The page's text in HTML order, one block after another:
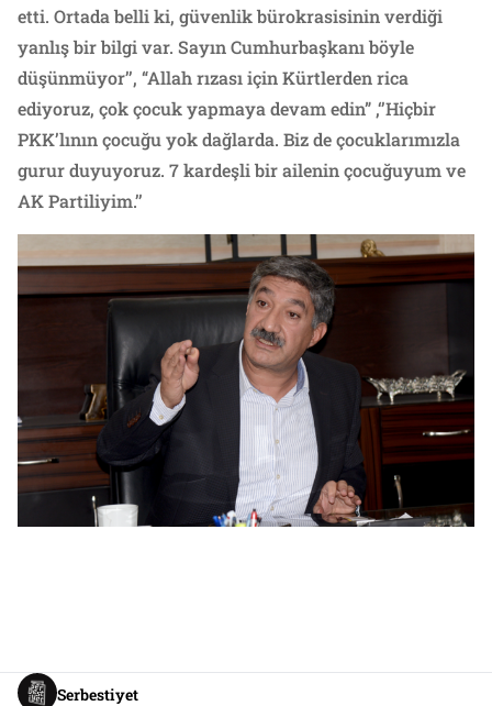
etti. Ortada belli ki, güvenlik bürokrasisinin verdiği
yanlış bir bilgi var. Sayın Cumhurbaşkanı böyle
düşünmüyor’’, “Allah rızası için Kürtlerden rica
ediyoruz, çok çocuk yapmaya devam edin” ,‘’Hiçbir
PKK’lının çocuğu yok dağlarda. Biz de çocuklarımızla
gurur duyuyoruz. 7 kardeşli bir ailenin çocuğuyum ve
AK Partiliyim.’’
Serbestiyet